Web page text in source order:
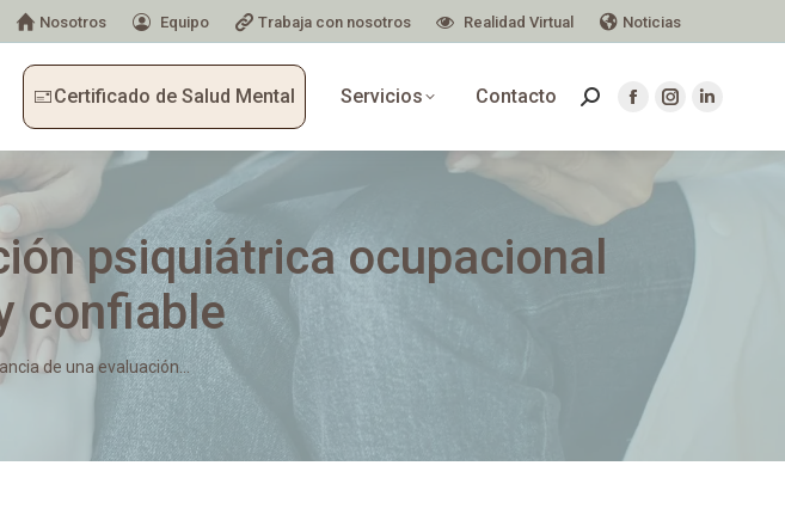
Nosotros Equipo Trabaja con nosotros Realidad Virtual Noticias
Certificado de Salud Mental Servicios Contacto
psiquiátrica ocupacional
confiable
de una evaluación…